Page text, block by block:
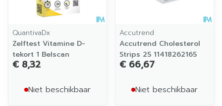
QuantivaDx
Zelftest Vitamine D-
tekort 1 Belscan
€ 8,32
Niet beschikbaar
Accutrend
Accutrend Cholesterol
Strips 25 11418262165
€ 66,67
Niet beschikbaar